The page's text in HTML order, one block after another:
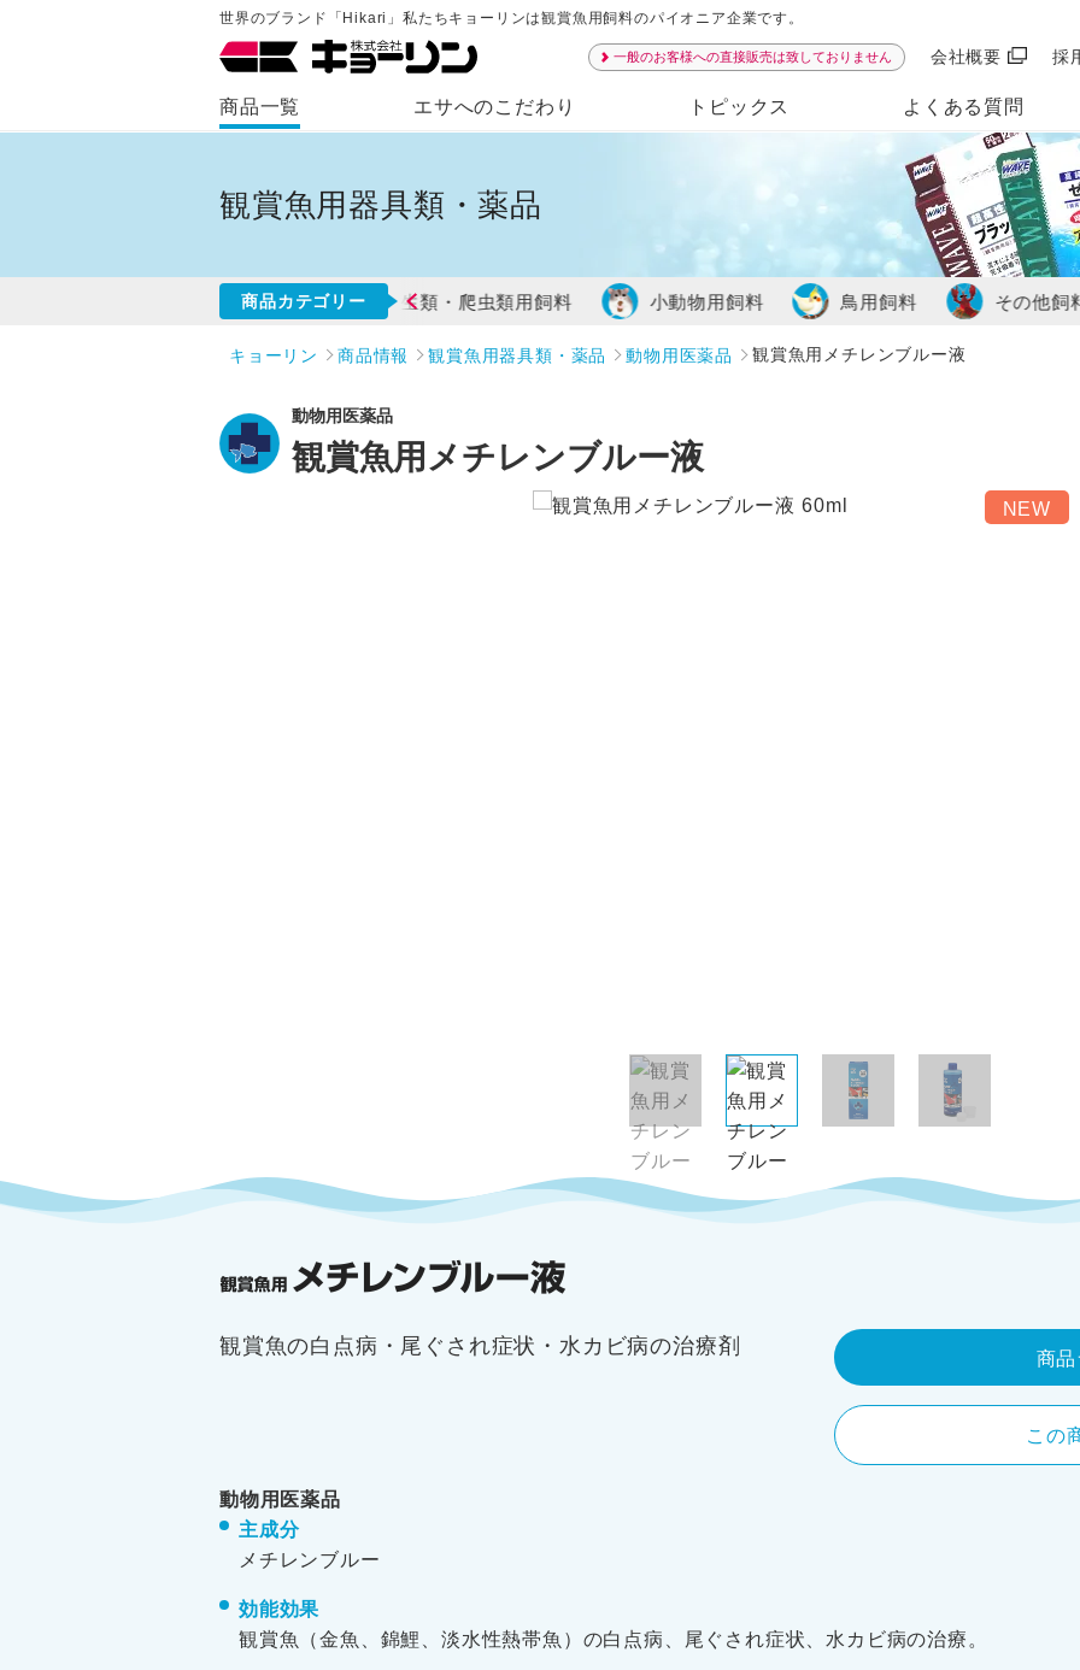
世界のブランド「Hikari」私たちキョーリンは観賞魚用飼料のパイオニア企業です。
一般のお客様への直接販売は致しておりません 会社概要 採
商品一覧 エサへのこだわり トピックス よくある質問
観賞魚用器具類・薬品
商品カテゴリー
冷凍・天然飼料 両生類・爬虫類用飼料 小動物用飼料 鳥用飼料 その他飼
キョーリン 商品情報 観賞魚用器具類・薬品 動物用医薬品 観賞魚用メチレンブルー液
動物用医薬品
観賞魚用メチレンブルー液
NEW
観賞魚の白点病・尾ぐされ症状・水カビ病の治療剤 商
この
動物用医薬品
主成分
メチレンブルー
効能効果
観賞魚（金魚、錦鯉、淡水性熱帯魚）の白点病、尾ぐされ症状、水カビ病の治療。